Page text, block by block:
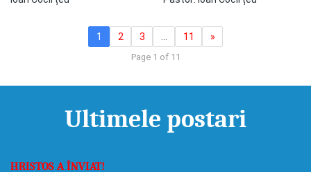
1 2 3 11 »
Page 1 of 11
Ultimele postari
HRISTOS A ÎNVIAT!